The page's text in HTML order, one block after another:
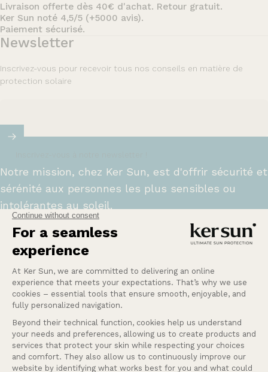
Livraison offerte dès 40€ d'achat. Retour gratuit.
Ker Sun noté 4,5/5 (+5000 avis).
Paiement sécurisé.
Newsletter
Inscrivez-vous pour recevoir tous nos conseils en matière de
protection solaire
Notre mission, chez Ker Sun, est d'offrir sécurité et
sérénité aux personnes les plus sensibles ou
intolérantes au soleil.
En savoir plus
Une Question ?
Nos services
Entreprise